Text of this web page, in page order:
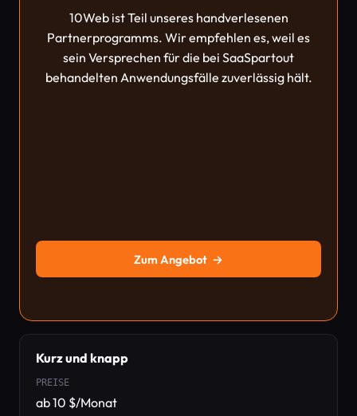
10Web ist Teil unseres handverlesenen
Partnerprogramms. Wir empfehlen es, weil es
sein Versprechen für die bei SaaSpartout
behandelten Anwendungsfälle zuverlässig hält.
Zum Angebot →
Kurz und knapp
PREISE
ab 10 $/Monat